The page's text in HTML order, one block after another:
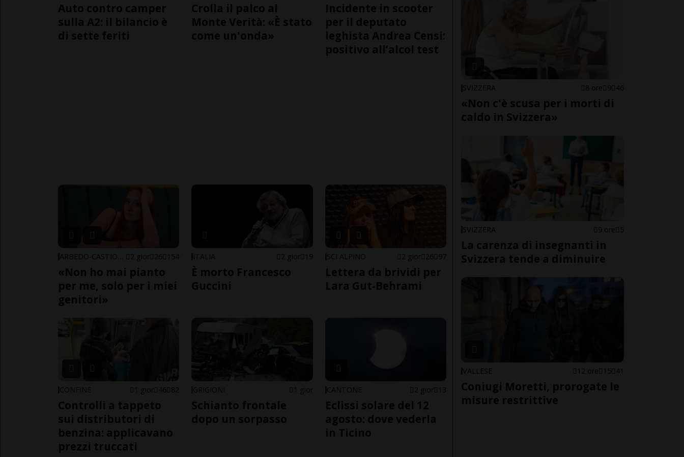
Auto contro camper
sulla A2: il bilancio è
di sette feriti
Crolla il palco al
Monte Verità: «È stato
come un'onda»
Incidente in scooter
per il deputato
leghista Andrea Censi:
positivo all’alcol test
2 gior 26 154
«Non ho mai pianto
per me, solo per i miei
genitori»
ITALIA 2 gior 19
È morto Francesco
Guccini
SCI ALPINO 2 gior 26 97
Lettera da brividi per
Lara Gut-Behrami
CONFINE 1 gior 46 82
Controlli a tappeto
sui distributori di
benzina: applicavano
prezzi truccati
GRIGIONI 1 gior
Schianto frontale
dopo un sorpasso
CANTONE 2 gior 13
Eclissi solare del 12
agosto: dove vederla
in Ticino
SVIZZERA 8 ore 9 46
«Non c'è scusa per i morti di
caldo in Svizzera»
SVIZZERA 9 ore 5
La carenza di insegnanti in
Svizzera tende a diminuire
VALLESE 12 ore 15 41
Coniugi Moretti, prorogate le
misure restrittive